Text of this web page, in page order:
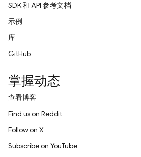
SDK 和 API 参考文档
示例
库
GitHub
掌握动态
查看博客
Find us on Reddit
Follow on X
Subscribe on YouTube